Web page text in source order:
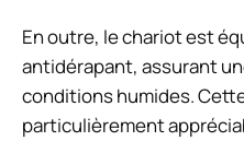
En outre, le chariot est
antidérapant, assurant
conditions humides.
particulièrement